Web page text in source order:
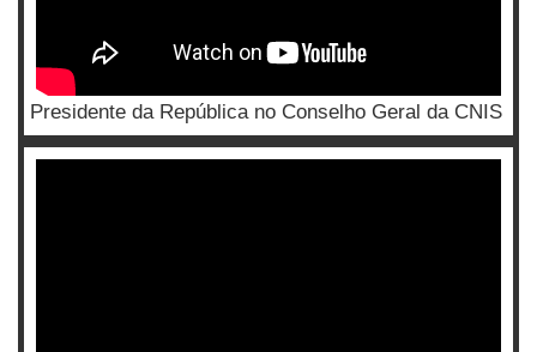
Presidente da República no Conselho Geral da CNIS